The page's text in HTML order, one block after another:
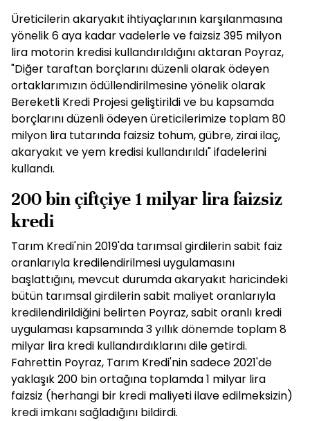
Üreticilerin akaryakıt ihtiyaçlarının karşılanmasına
yönelik 6 aya kadar vadelerle ve faizsiz 395 milyon
lira motorin kredisi kullandırıldığını aktaran Poyraz,
"Diğer taraftan borçlarını düzenli olarak ödeyen
ortaklarımızın ödüllendirilmesine yönelik olarak
Bereketli Kredi Projesi geliştirildi ve bu kapsamda
borçlarını düzenli ödeyen üreticilerimize toplam 80
milyon lira tutarında faizsiz tohum, gübre, zirai ilaç,
akaryakıt ve yem kredisi kullandırıldı" ifadelerini
kullandı.
200 bin çiftçiye 1 milyar lira faizsiz
kredi
Tarım Kredi'nin 2019'da tarımsal girdilerin sabit faiz
oranlarıyla kredilendirilmesi uygulamasını
başlattığını, mevcut durumda akaryakıt haricindeki
bütün tarımsal girdilerin sabit maliyet oranlarıyla
kredilendirildiğini belirten Poyraz, sabit oranlı kredi
uygulaması kapsamında 3 yıllık dönemde toplam 8
milyar lira kredi kullandırdıklarını dile getirdi.
Fahrettin Poyraz, Tarım Kredi'nin sadece 2021'de
yaklaşık 200 bin ortağına toplamda 1 milyar lira
faizsiz (herhangi bir kredi maliyeti ilave edilmeksizin)
kredi imkanı sağladığını bildirdi.